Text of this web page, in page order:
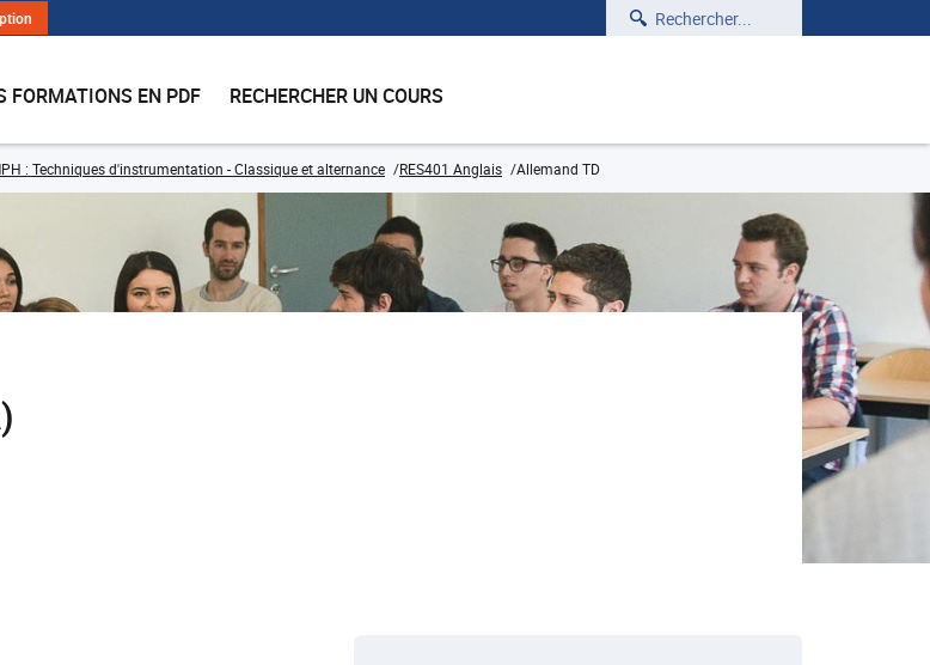
Rechercher
FORMATIONS EN PDF RECHERCHER UN COURS
: Techniques d'instrumentation - Classique et alternance RES401 Anglais Allemand TD